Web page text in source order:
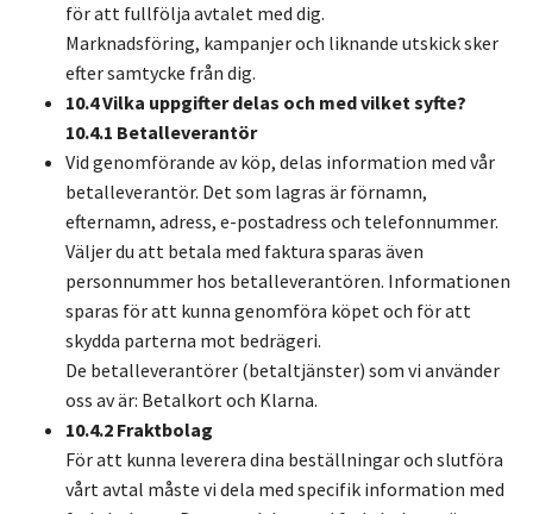
för att fullfölja avtalet med dig.
Marknadsföring, kampanjer och liknande utskick sker
efter samtycke från dig.
10.4 Vilka uppgifter delas och med vilket syfte?
10.4.1 Betalleverantör
Vid genomförande av köp, delas information med vår
betalleverantör. Det som lagras är förnamn,
efternamn, adress, e-postadress och telefonnummer.
Väljer du att betala med faktura sparas även
personnummer hos betalleverantören. Informationen
sparas för att kunna genomföra köpet och för att
skydda parterna mot bedrägeri.
De betalleverantörer (betaltjänster) som vi använder
oss av är: Betalkort och Klarna.
10.4.2 Fraktbolag
För att kunna leverera dina beställningar och slutföra
vårt avtal måste vi dela med specifik information med